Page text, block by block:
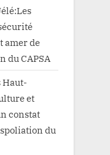
amer de
du CAPSA
Haut-
et
constat
spoliation du